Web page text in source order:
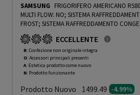
SAMSUNG FRIGORIFERO AMERICANO
MULTI FLOW: NO; SISTEMA
FROST; SISTEMA RAFFREDDAMENTO
CAPACITÀ NETTA TOTALE 634 L,
WIRELESS, DISPENSER ACQUA, DISPENSER
L 91,2 CM A 178,4 CM P 72,6 CM, INOX,
ROAN - 4.99%-PRMG GRADING ROAN - 4.99%
ECCELLENTE
R: Confezione non originale integra
O: Accessori principali presenti
A: Estetica prodotto come nuovo
N: Prodotto funzionante
Prodotto Nuovo 1499.49 -4.99%